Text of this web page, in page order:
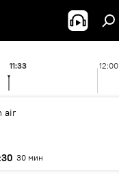
12:00
11:33
air
30 мин